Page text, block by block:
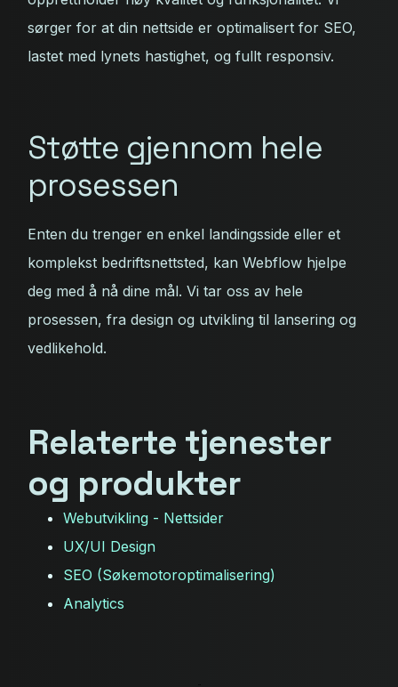
sørger for at din nettside er optimalisert for SEO,
lastet med lynets hastighet, og fullt responsiv.
Støtte gjennom hele
prosessen
Enten du trenger en enkel landingsside eller et
komplekst bedriftsnettsted, kan Webflow hjelpe
deg med å nå dine mål. Vi tar oss av hele
prosessen, fra design og utvikling til lansering og
vedlikehold.
Relaterte tjenester
og produkter
Webutvikling - Nettsider
UX/UI Design
SEO (Søkemotoroptimalisering)
Analytics